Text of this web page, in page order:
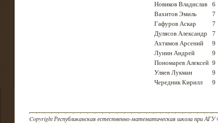
Новиков Владислав
6
Вахитов Эмиль
7
Гафуров Аскар
7
Дулясов Александр
7
Ахтямов Арсений
9
Лунин Андрей
9
Пономарев Алексей 9
Уляев Лукман
9
Чередник Кирилл
9
Copyright Республиканская естественно-математическая школа при АГУ